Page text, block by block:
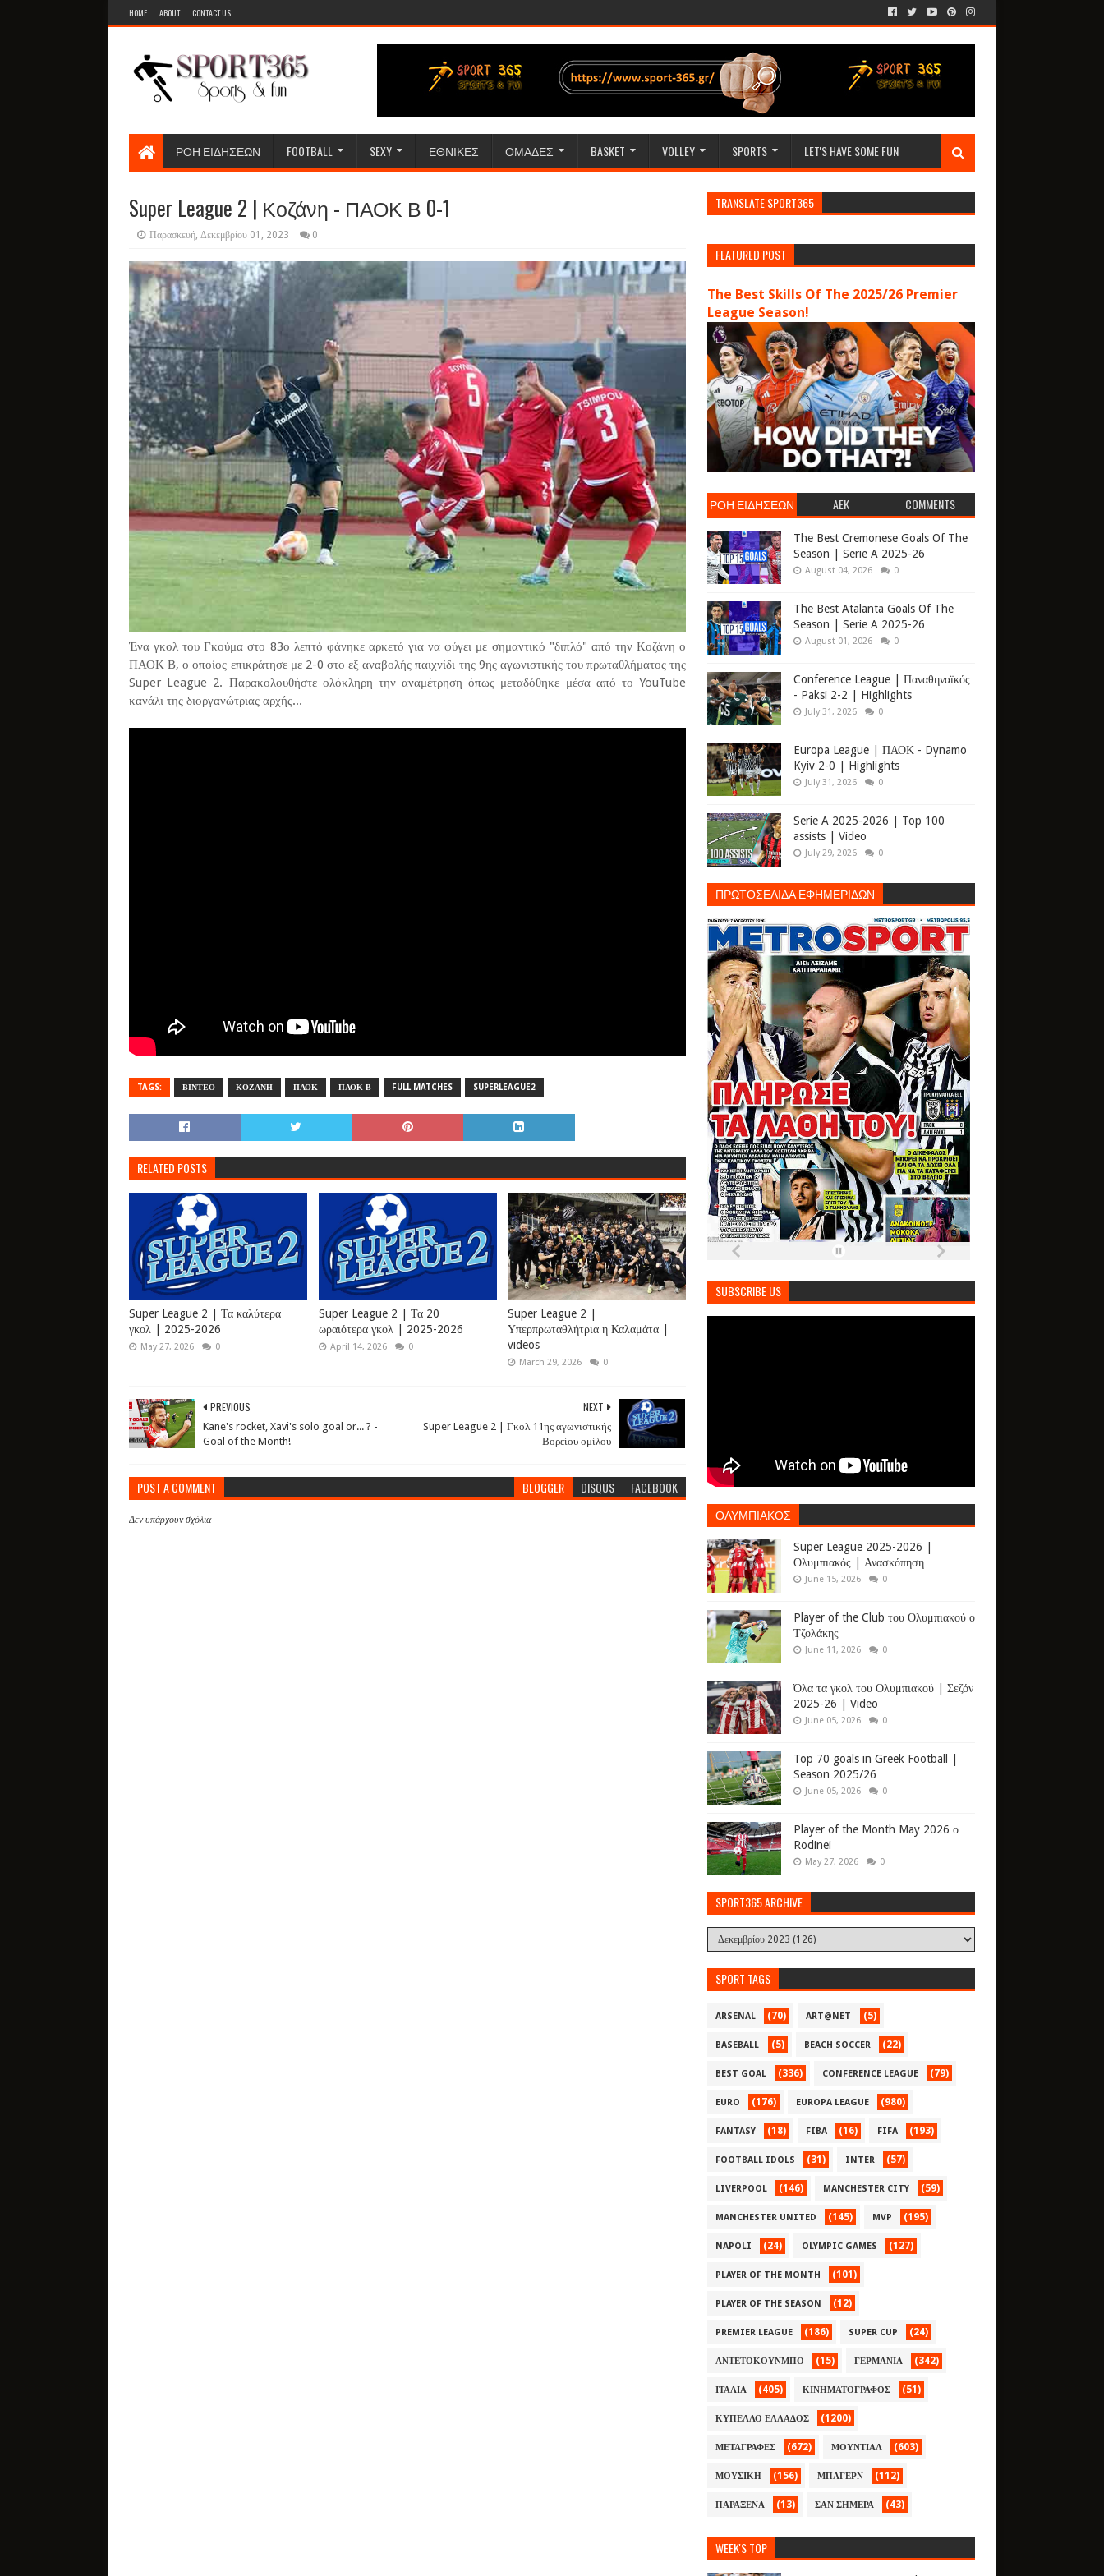
HOME ABOUT CONTACT US
ΡΟΗ ΕΙΔΗΣΕΩΝ FOOTBALL SEXY ΕΘΝΙΚΕΣ ΟΜΑΔΕΣ BASKET VOLLEY SPORTS LET'S HAVE SOME FUN
Super League 2 | Κοζάνη - ΠΑΟΚ Β 0-1
Παρασκευή, Δεκεμβρίου 01, 2023 0
Ένα γκολ του Γκούμα στο 83ο λεπτό φάνηκε αρκετό για να φύγει με σημαντικό "διπλό" από την Κοζάνη ο
ΠΑΟΚ Β, ο οποίος επικράτησε με 2-0 στο εξ αναβολής παιχνίδι της 9ης αγωνιστικής του πρωταθλήματος της
Super League 2. Παρακολουθήστε ολόκληρη την αναμέτρηση όπως μεταδόθηκε μέσα από το YouTube
κανάλι της διοργανώτριας αρχής...
TAGS: ΒΙΝΤΕΟ ΚΟΖΑΝΗ ΠΑΟΚ ΠΑΟΚ Β FULL MATCHES SUPERLEAGUE2
RELATED POSTS
Super League 2 | Τα καλύτερα
γκολ | 2025-2026
May 27, 2026 0
Super League 2 | Τα 20
ωραιότερα γκολ | 2025-2026
April 14, 2026 0
Super League 2 |
Υπερπρωταθλήτρια η Καλαμάτα |
videos
March 29, 2026 0
NEXT
Super League 2 | Γκολ 11ης αγωνιστικής
Βορείου ομίλου
PREVIOUS
Kane's rocket, Xavi's solo goal or... ? -
Goal of the Month!
POST A COMMENT BLOGGER DISQUS FACEBOOK
Δεν υπάρχουν σχόλια
TRANSLATE SPORT365
FEATURED POST
The Best Skills Of The 2025/26 Premier
League Season!
ΡΟΗ ΕΙΔΗΣΕΩΝ AEK COMMENTS
The Best Cremonese Goals Of The
Season | Serie A 2025-26
August 04, 2026 0
The Best Atalanta Goals Of The
Season | Serie A 2025-26
August 01, 2026 0
Conference League | Παναθηναϊκός
- Paksi 2-2 | Highlights
July 31, 2026 0
Europa League | ΠΑΟΚ - Dynamo
Kyiv 2-0 | Highlights
July 31, 2026 0
Serie A 2025-2026 | Top 100
assists | Video
July 29, 2026 0
ΠΡΩΤΟΣΕΛΙΔΑ ΕΦΗΜΕΡΙΔΩΝ
SUBSCRIBE US
ΟΛΥΜΠΙΑΚΟΣ
Super League 2025-2026 |
Ολυμπιακός | Ανασκόπηση
June 15, 2026 0
Player of the Club του Ολυμπιακού ο
Τζολάκης
June 11, 2026 0
Όλα τα γκολ του Ολυμπιακού | Σεζόν
2025-26 | Video
June 05, 2026 0
Top 70 goals in Greek Football |
Season 2025/26
June 05, 2026 0
Player of the Month May 2026 ο
Rodinei
May 27, 2026 0
SPORT365 ARCHIVE
SPORT TAGS
ARSENAL (70) ART@NET (5)
BASEBALL (5) BEACH SOCCER (22)
BEST GOAL (336) CONFERENCE LEAGUE (79)
EURO (176) EUROPA LEAGUE (980)
FANTASY (18) FIBA (16) FIFA (193)
FOOTBALL IDOLS (31) INTER (57)
LIVERPOOL (146) MANCHESTER CITY (59)
MANCHESTER UNITED (145) MVP (195)
NAPOLI (24) OLYMPIC GAMES (127)
PLAYER OF THE MONTH (101)
PLAYER OF THE SEASON (12)
PREMIER LEAGUE (186) SUPER CUP (24)
ΑΝΤΕΤΟΚΟΥΝΜΠΟ (15) ΓΕΡΜΑΝΙΑ (342)
ΙΤΑΛΙΑ (405) ΚΙΝΗΜΑΤΟΓΡΑΦΟΣ (51)
ΚΥΠΕΛΛΟ ΕΛΛΑΔΟΣ (1200)
ΜΕΤΑΓΡΑΦΕΣ (672) ΜΟΥΝΤΙΑΛ (603)
ΜΟΥΣΙΚΗ (156) ΜΠΑΓΕΡΝ (112)
ΠΑΡΑΞΕΝΑ (13) ΣΑΝ ΣΗΜΕΡΑ (43)
WEEK'S TOP